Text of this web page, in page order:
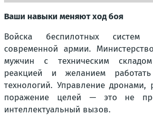
Ваши навыки меняют ход боя
Войска беспилотных
современной армии.
мужчин с техническим
реакцией и желанием
технологий. Управление дронами,
поражение целей — это не
интеллектуальный вызов.